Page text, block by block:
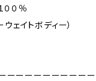
００％
ェイトボディー）
ーーーーーーーーー